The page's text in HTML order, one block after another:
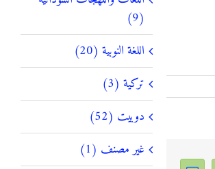
(9)
اللغة النوبية (20)
تركية (3)
دوبيت (52)
غير مصنف (1)